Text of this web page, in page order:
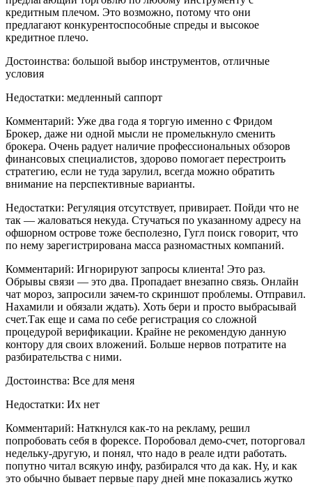
кредитным плечом. Это возможно, потому что они
предлагают конкурентоспособные спреды и высокое
кредитное плечо.
Достоинства: большой выбор инструментов, отличные
условия
Недостатки: медленный саппорт
Комментарий: Уже два года я торгую именно с Фридом
Брокер, даже ни одной мысли не промелькнуло сменить
брокера. Очень радует наличие профессиональных обзоров
финансовых специалистов, здорово помогает перестроить
стратегию, если не туда зарулил, всегда можно обратить
внимание на перспективные варианты.
Недостатки: Регуляция отсутствует, привирает. Пойди что не
так — жаловаться некуда. Стучаться по указанному адресу на
офшорном острове тоже бесполезно, Гугл поиск говорит, что
по нему зарегистрирована масса разномастных компаний.
Комментарий: Игнорируют запросы клиента! Это раз.
Обрывы связи — это два. Пропадает внезапно связь. Онлайн
чат мороз, запросили зачем-то скриншот проблемы. Отправил.
Нахамили и обязали ждать). Хоть бери и просто выбрасывай
счет.Так еще и сама по себе регистрация со сложной
процедурой верификации. Крайне не рекомендую данную
контору для своих вложений. Больше нервов потратите на
разбирательства с ними.
Достоинства: Все для меня
Недостатки: Их нет
Комментарий: Наткнулся как-то на рекламу, решил
попробовать себя в форексе. Поробовал демо-счет, поторговал
недельку-другую, и понял, что надо в реале идти работать.
попутно читал всякую инфу, разбирался что да как. Ну, и как
это обычно бывает первые пару дней мне показались жутко